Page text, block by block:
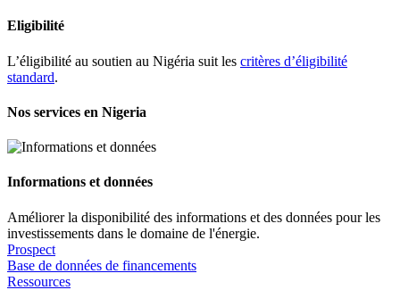
Eligibilité
L’éligibilité au soutien au Nigéria suit les critères d’éligibilité
standard.
Nos services en Nigeria
Informations et données
Améliorer la disponibilité des informations et des données pour les
investissements dans le domaine de l'énergie.
Prospect
Base de données de financements
Ressources